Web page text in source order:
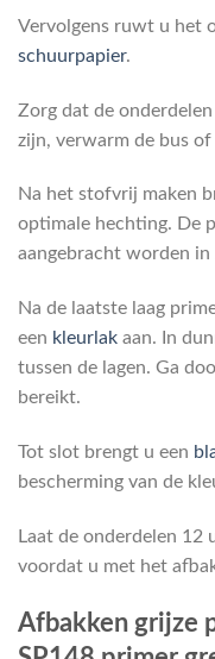
Vervolgens ruwt u het
schuurpapier.
Zorg dat de
zijn, verwarm de bus
Na het stofvrij maken
optimale hechting. De
aangebracht worden in
Na de laatste laag
een kleurlak aan. In
tussen de lagen. Ga
bereikt.
Tot slot brengt u een
bescherming van de
Laat de onderdelen
voordat u met het
Afbakken grijze